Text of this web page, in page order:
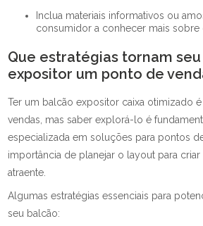
consumidor a conhecer mais sobre
Que estratégias tornam
expositor um ponto de
Ter um balcão expositor caixa otimizado
vendas, mas saber explorá-lo é
especializada em soluções para pontos
importância de planejar o layout para
atraente.
Algumas estratégias essenciais para
seu balcão: